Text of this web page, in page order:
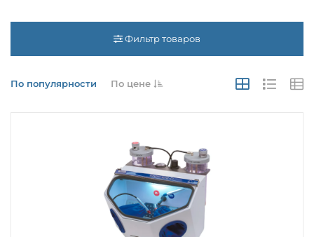
Фильтр товаров
По популярности По цене